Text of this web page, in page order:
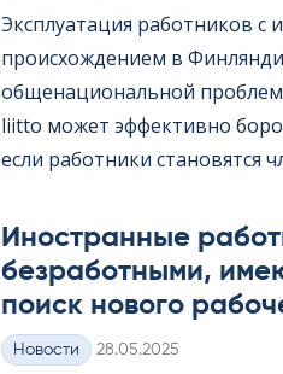
Эксплуатация работников с
происхождением в
общенациональной
liitto может эффективно
если работники становятся
Иностранные
безработными,
поиск нового
Категории
Hовости Kirjoitettu
28.05.2025